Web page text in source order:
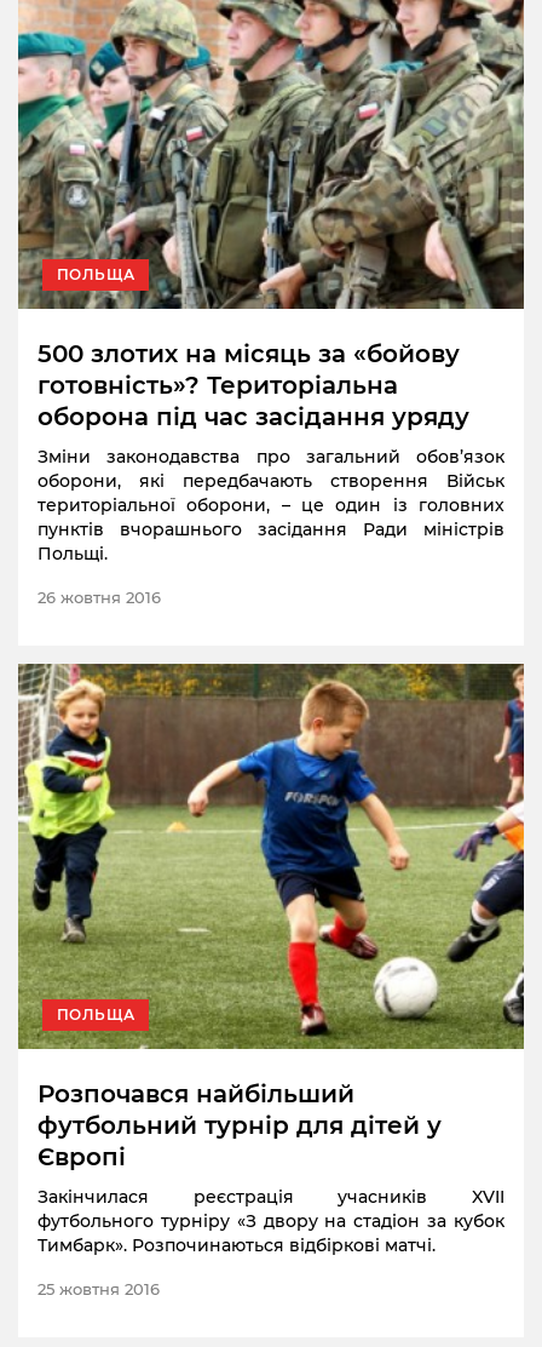
ПОЛЬЩА
500 злотих на місяць за «бойову
готовність»? Територіальна
оборона під час засідання уряду
Зміни законодавства про загальний обов’язок
оборони, які передбачають створення Військ
територіальної оборони, – це один із головних
пунктів вчорашнього засідання Ради міністрів
Польщі.
26 жовтня 2016
ПОЛЬЩА
Розпочався найбільший
футбольний турнір для дітей у
Європі
Закінчилася реєстрація учасників XVII
футбольного турніру «З двору на стадіон за кубок
Тимбарк». Розпочинаються відбіркові матчі.
25 жовтня 2016